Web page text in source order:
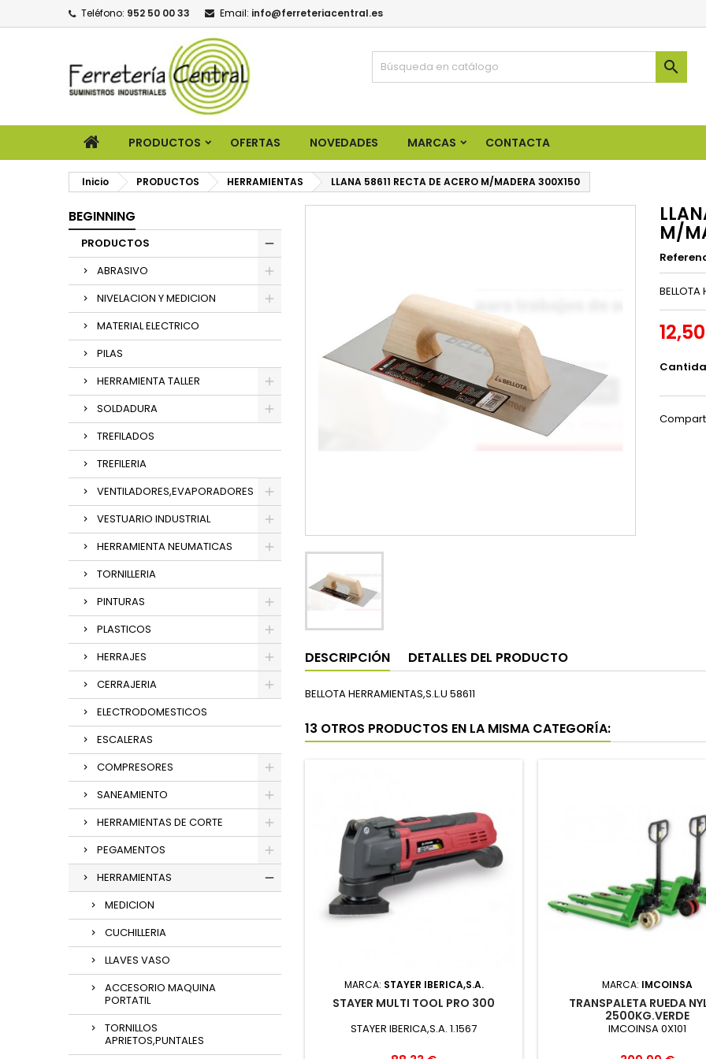
Teléfono: 952 50 00 33 Email: info@ferreteriacentral.es

PRODUCTOS OFERTAS NOVEDADES MARCAS CONTACTA
Inicio PRODUCTOS HERRAMIENTAS LLANA 58611 RECTA DE ACERO M/MADERA 300X150
BEGINNING
PRODUCTOS
ABRASIVO
NIVELACION Y MEDICION
MATERIAL ELECTRICO
PILAS
HERRAMIENTA TALLER
SOLDADURA
TREFILADOS
TREFILERIA
VENTILADORES,EVAPORADORES
VESTUARIO INDUSTRIAL
HERRAMIENTA NEUMATICAS
TORNILLERIA
PINTURAS
PLASTICOS
HERRAJES
CERRAJERIA
ELECTRODOMESTICOS
ESCALERAS
COMPRESORES
SANEAMIENTO
HERRAMIENTAS DE CORTE
PEGAMENTOS
HERRAMIENTAS
MEDICION
CUCHILLERIA
LLAVES VASO
ACCESORIO MAQUINA
PORTATIL
TORNILLOS
APRIETOS,PUNTALES
M/
BELLOTA
DESCRIPCIÓN DETALLES DEL PRODUCTO
BELLOTA HERRAMIENTAS,S.L.U 58611
13 OTROS PRODUCTOS EN LA MISMA CATEGORÍA:
MARCA: STAYER IBERICA,S.A.
STAYER MULTI TOOL PRO 300
STAYER IBERICA,S.A. 1.1567
MARCA: IMCOINSA
TRANSPALETA RUEDA
2500KG.VERDE
IMCOINSA 0X101